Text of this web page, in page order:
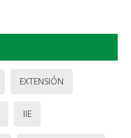
EXTENSIÓN
IIE